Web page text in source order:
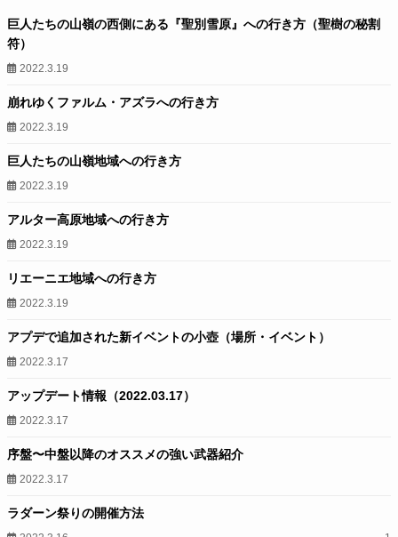
巨人たちの山嶺の西側にある『聖別雪原』への行き方（聖樹の秘割
符）
2022.3.19
崩れゆくファルム・アズラへの行き方
2022.3.19
巨人たちの山嶺地域への行き方
2022.3.19
アルター高原地域への行き方
2022.3.19
リエーニエ地域への行き方
2022.3.19
アプデで追加された新イベントの小壺（場所・イベント）
2022.3.17
アップデート情報（2022.03.17）
2022.3.17
序盤〜中盤以降のオススメの強い武器紹介
2022.3.17
ラダーン祭りの開催方法